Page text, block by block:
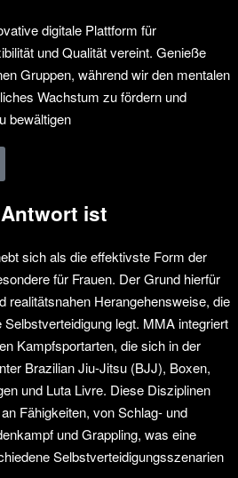
digitale Plattform für
und Qualität vereint. Genieße
Gruppen, während wir den mentalen
Wachstum zu fördern und
bewältigen
ist
sich als die effektivste Form der
für Frauen. Der Grund hierfür
realitätsnahen Herangehensweise, die
legt. MMA integriert
Kampfsportarten, die sich in der
Brazilian Jiu-Jitsu (BJJ), Boxen,
und Luta Livre. Diese Disziplinen
Fähigkeiten, von Schlag- und
und Grappling, was eine
Selbstverteidigungsszenarien